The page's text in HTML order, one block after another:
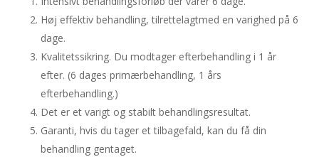
Høj effektiv behandling, tilrettelagtmed en varighed på 6
dage.
Kvalitetssikring. Du modtager efterbehandling i 1 år
efter. (6 dages primærbehandling, 1 års
efterbehandling.)
Det er et varigt og stabilt behandlingsresultat.
Garanti, hvis du tager et tilbagefald, kan du få din
behandling gentaget.